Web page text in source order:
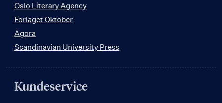
Oslo Literary Agency
Forlaget Oktober
Agora
Scandinavian University Press
Kundeservice